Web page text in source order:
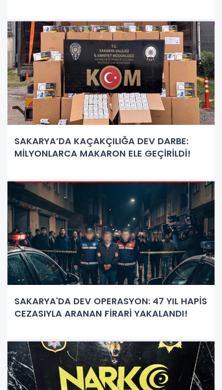
SAKARYA’DA KAÇAKÇILIĞA DEV DARBE:
MİLYONLARCA MAKARON ELE GEÇİRİLDİ!
SAKARYA'DA DEV OPERASYON: 47 YIL HAPİS
CEZASIYLA ARANAN FİRARİ YAKALANDI!